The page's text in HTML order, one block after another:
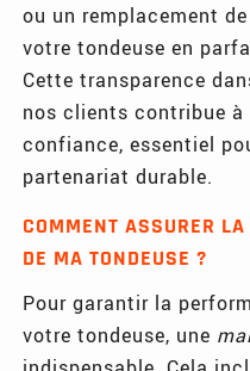
ou un remplacement
votre tondeuse en
Cette transparence
nos clients contribue
confiance, essentiel
partenariat durable.
COMMENT ASSURER
DE MA TONDEUSE ?
Pour garantir la
votre tondeuse, une